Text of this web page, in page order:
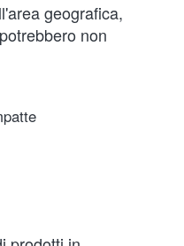
geografica,
non